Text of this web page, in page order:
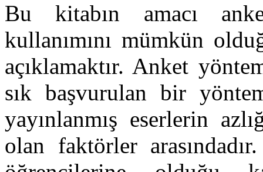
Bu kitabın amacı
kullanımını mümkün
açıklamaktır. Anket
sık başvurulan bir
yayınlanmış eserlerin
olan faktörler